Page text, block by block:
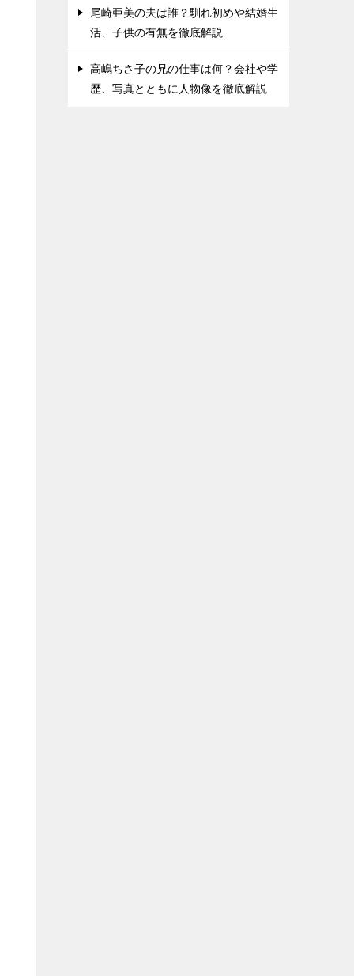
尾崎亜美の夫は誰？馴れ初めや結婚生
活、子供の有無を徹底解説
高嶋ちさ子の兄の仕事は何？会社や学
歴、写真とともに人物像を徹底解説